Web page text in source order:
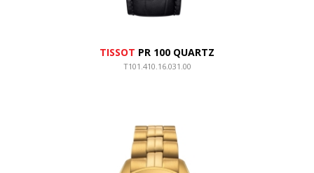
TISSOT PR 100 QUARTZ
T101.410.16.031.00